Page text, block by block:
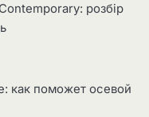
розбір
как поможет осевой